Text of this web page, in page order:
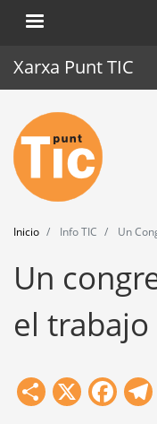
Xarxa Punt TIC
Inicio
Punt TIC
Actualidad
Agenda
Formación
Herramientas
Inicio Info TIC Un
Un
el trabajo
Share
X